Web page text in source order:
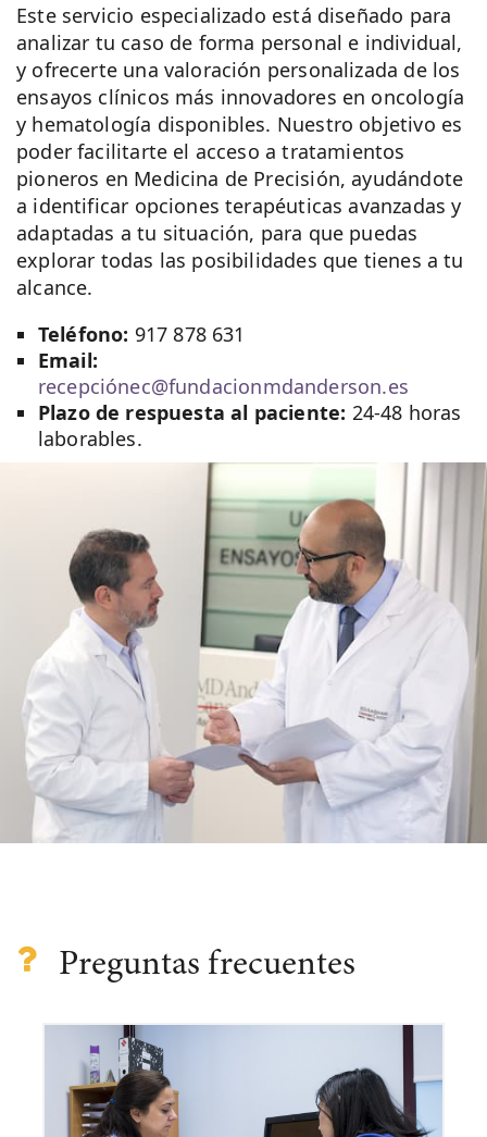
Este servicio especializado está diseñado para
analizar tu caso de forma personal e individual,
y ofrecerte una valoración personalizada de los
ensayos clínicos más innovadores en oncología
y hematología disponibles. Nuestro objetivo es
poder facilitarte el acceso a tratamientos
pioneros en Medicina de Precisión, ayudándote
a identificar opciones terapéuticas avanzadas y
adaptadas a tu situación, para que puedas
explorar todas las posibilidades que tienes a tu
alcance.
Teléfono: 917 878 631
Email:
recepciónec@fundacionmdanderson.es
Plazo de respuesta al paciente: 24-48 horas
laborables.
Preguntas frecuentes